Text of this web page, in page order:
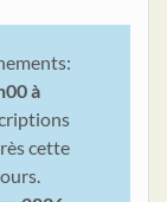
à
cette